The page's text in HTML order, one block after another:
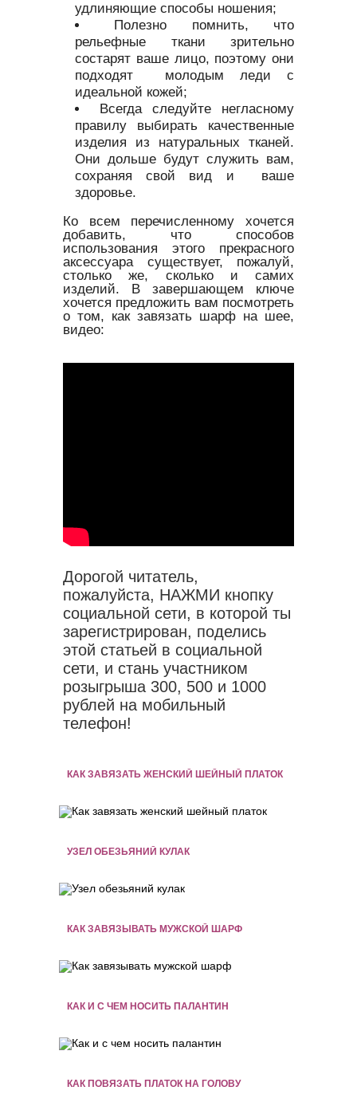
удлиняющие способы ношения;
Полезно помнить, что
рельефные ткани зрительно
состарят ваше лицо, поэтому они
подходят молодым леди с
идеальной кожей;
Всегда следуйте негласному
правилу выбирать качественные
изделия из натуральных тканей.
Они дольше будут служить вам,
сохраняя свой вид и ваше
здоровье.
Ко всем перечисленному хочется
добавить, что способов
использования этого прекрасного
аксессуара существует, пожалуй,
столько же, сколько и самих
изделий. В завершающем ключе
хочется предложить вам посмотреть
о том, как завязать шарф на шее,
видео:
Дорогой читатель,
пожалуйста, НАЖМИ кнопку
социальной сети, в которой ты
зарегистрирован, поделись
этой статьей в социальной
сети, и стань участником
розыгрыша 300, 500 и 1000
рублей на мобильный
телефон!
КАК ЗАВЯЗАТЬ ЖЕНСКИЙ ШЕЙНЫЙ ПЛАТОК
УЗЕЛ ОБЕЗЬЯНИЙ КУЛАК
КАК ЗАВЯЗЫВАТЬ МУЖСКОЙ ШАРФ
КАК И С ЧЕМ НОСИТЬ ПАЛАНТИН
КАК ПОВЯЗАТЬ ПЛАТОК НА ГОЛОВУ